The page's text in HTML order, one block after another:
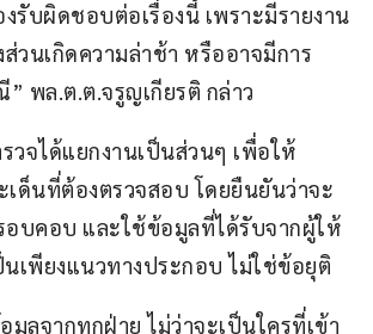
งรับผิดชอบต่อเรื่องนี้ เพราะมีรายงาน
ส่วนเกิดความล่าช้า หรืออาจมีการ
” พล.ต.ต.จรูญเกียรติ กล่าว
วจได้แยกงานเป็นส่วนๆ เพื่อให้
ด็นที่ต้องตรวจสอบ โดยยืนยันว่าจะ
อบคอบ และใช้ข้อมูลที่ได้รับจากผู้ให้
นเพียงแนวทางประกอบ ไม่ใช่ข้อยุติ
มูลจากทุกฝ่าย ไม่ว่าจะเป็นใครที่เข้า